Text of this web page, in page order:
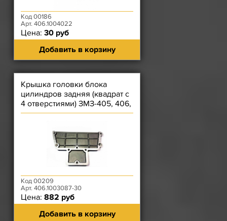
Код 00186
Арт. 406.1004022
Цена: 30 руб
Добавить в корзину
Крышка головки блока
цилиндров задняя (квадрат с
4 отверстиями) ЗМЗ-405, 406,
409
Код 00209
Арт. 406.1003087-30
Цена: 882 руб
Добавить в корзину